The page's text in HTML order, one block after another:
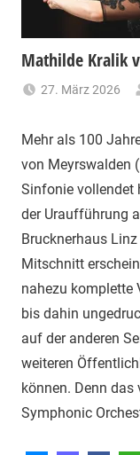
Mathilde Kralik
27. März 2026
Mehr als 100
von Meyrswalden
Sinfonie vollendet
der Uraufführung
Brucknerhaus
Mitschnitt
nahezu komplette
bis dahin
auf der anderen
weiteren
können. Denn
Symphonic